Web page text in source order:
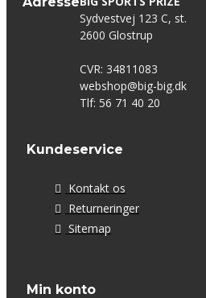
Sydvestvej 123 C, st.
2600 Glostrup
CVR: 34811083
webshop@big-big.dk
Tlf: 56 71 40 20
Kundeservice
Kontakt os
Returneringer
Sitemap
Min konto